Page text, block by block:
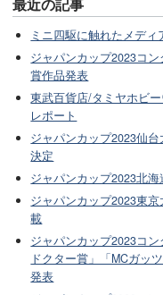
ミニ四駆に触れたメディ
ジャパンカップ2023コ
賞作品発表
東武百貨店/タミヤホビ
レポート
ジャパンカップ2023仙
決定
ジャパンカップ2023北
ジャパンカップ2023東
載
ジャパンカップ2023コ
ドクター賞」「MCガッ
発表